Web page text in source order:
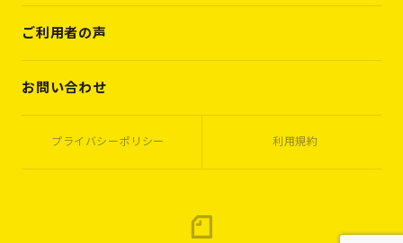
VOICES
CASES
ご利用者の声
お問い合わせ
プライバシーポリシー 利用規約